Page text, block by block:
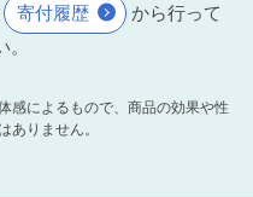
寄付履歴
から行って
感によるもので、商品の効果や性
ありません。